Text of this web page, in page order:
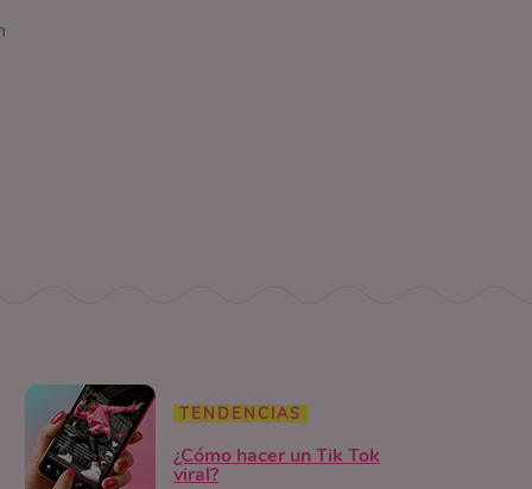
TENDENCIAS
¿Cómo hacer un Tik Tok
viral?